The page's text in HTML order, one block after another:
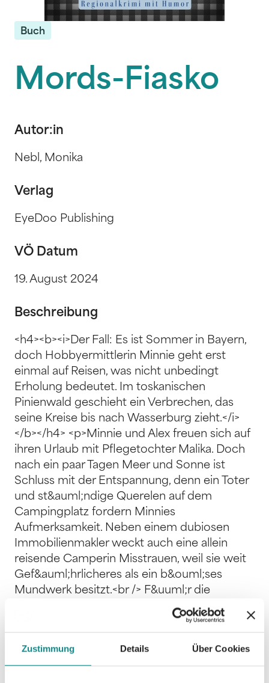
Zustimmung Details Über Cookies
Buch
Mords-Fiasko
Autor:in
Nebl, Monika
Verlag
EyeDoo Publishing
VÖ Datum
19. August 2024
Beschreibung
<h4><b><i>Der Fall: Es ist Sommer in Bayern,
doch Hobbyermittlerin Minnie geht erst
einmal auf Reisen, was nicht unbedingt
Erholung bedeutet. Im toskanischen
Pinienwald geschieht ein Verbrechen, das
seine Kreise bis nach Wasserburg zieht.</i>
</b></h4> <p>Minnie und Alex freuen sich auf
ihren Urlaub mit Pflegetochter Malika. Doch
nach ein paar Tagen Meer und Sonne ist
Schluss mit der Entspannung, denn ein Toter
und st&auml;ndige Querelen auf dem
Campingplatz fordern Minnies
Aufmerksamkeit. Neben einem dubiosen
Immobilienmakler weckt auch eine allein
reisende Camperin Misstrauen, weil sie weit
Gef&auml;hrlicheres als ein b&ouml;ses
Mundwerk besitzt.<br /> F&uuml;r die
Urlauber hei&szlig;t es nun, dem Verbrechen
auf die Spur zu kommen. Schlie&szlig;lich
Mordmotiv sein, oder?<br /> <br /> Liest du
gerne Bayernkrimis von Rita Falk, Eva Adam